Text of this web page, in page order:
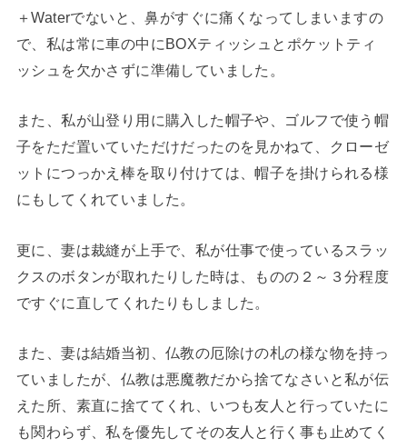
＋Waterでないと、鼻がすぐに痛くなってしまいますの
で、私は常に車の中にBOXティッシュとポケットティ
ッシュを欠かさずに準備していました。
また、私が山登り用に購入した帽子や、ゴルフで使う帽
子をただ置いていただけだったのを見かねて、クローゼ
ットにつっかえ棒を取り付けては、帽子を掛けられる様
にもしてくれていました。
更に、妻は裁縫が上手で、私が仕事で使っているスラッ
クスのボタンが取れたりした時は、ものの２～３分程度
ですぐに直してくれたりもしました。
また、妻は結婚当初、仏教の厄除けの札の様な物を持っ
ていましたが、仏教は悪魔教だから捨てなさいと私が伝
えた所、素直に捨ててくれ、いつも友人と行っていたに
も関わらず、私を優先してその友人と行く事も止めてく